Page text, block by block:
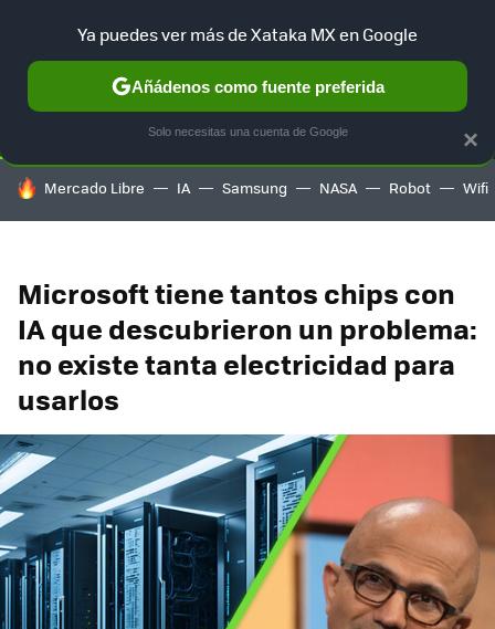
SELECCIÓN GAMING HOME AUTO TERRITORIO
HOY SE HABLA DE
Mercado Libre IA Samsung NASA Robot Wifi
Microsoft tiene tantos chips con
IA que descubrieron un problema:
no existe tanta electricidad para
usarlos
×
Ya puedes ver más de Xataka MX en Google
Añádenos como fuente preferida
Solo necesitas una cuenta de Google